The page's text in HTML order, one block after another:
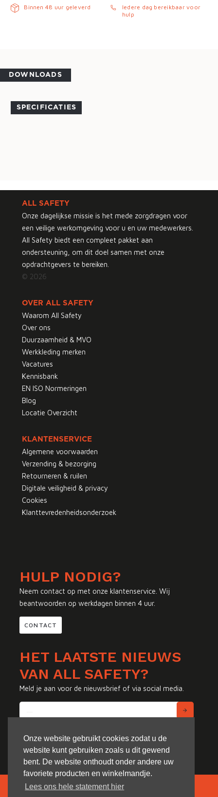
Onze website gebruikt cookies zodat u de
website kunt gebruiken zoals u dit gewend
bent. De website onthoudt onder andere uw
favoriete producten en winkelmandje.
Lees ons hele statement hier
Binnen 48 uur geleverd
Iedere dag bereikbaar voor
hulp
DOWNLOADS
SPECIFICATIES
ALL SAFETY
Onze dagelijkse missie is het mede zorgdragen voor
een veilige werkomgeving voor u en uw medewerkers.
All Safety biedt een compleet pakket aan
ondersteuning, om dit doel samen met onze
opdrachtgevers te bereiken.
© 2026
OVER ALL SAFETY
Waarom All Safety
Over ons
Duurzaamheid & MVO
Werkkleding merken
Vacatures
Kennisbank
EN ISO Normeringen
Blog
Locatie Overzicht
KLANTENSERVICE
Algemene voorwaarden
Verzending & bezorging
Retourneren & ruilen
Digitale veiligheid & privacy
Cookies
Klanttevredenheidsonderzoek
HULP NODIG?
Neem contact op met onze klantenservice. Wij
beantwoorden op werkdagen binnen 4 uur.
CONTACT
HET LAATSTE NIEUWS
VAN ALL SAFETY?
Meld je aan voor de nieuwsbrief of via social media.